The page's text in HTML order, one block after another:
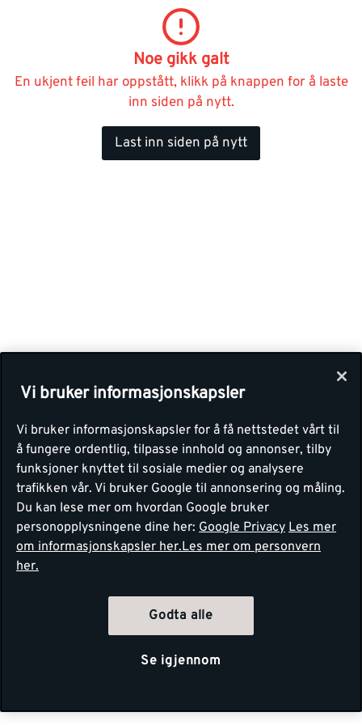
Noe gikk galt
En ukjent feil har oppstått, klikk på knappen for å laste
inn siden på nytt.
Last inn siden på nytt
Vi bruker informasjonskapsler
Vi bruker informasjonskapsler for å få nettstedet vårt til
å fungere ordentlig, tilpasse innhold og annonser, tilby
funksjoner knyttet til sosiale medier og analysere
trafikken vår. Vi bruker Google til annonsering og måling.
Du kan lese mer om hvordan Google bruker
personopplysningene dine her: Google Privacy Les mer
om informasjonskapsler her.Les mer om personvern
her.
Godta alle
Se igjennom